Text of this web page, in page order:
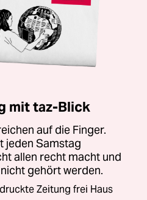
mit taz-Blick
auf die Finger.
jeden Samstag
allen recht macht und
gehört werden.
Zeitung frei Haus